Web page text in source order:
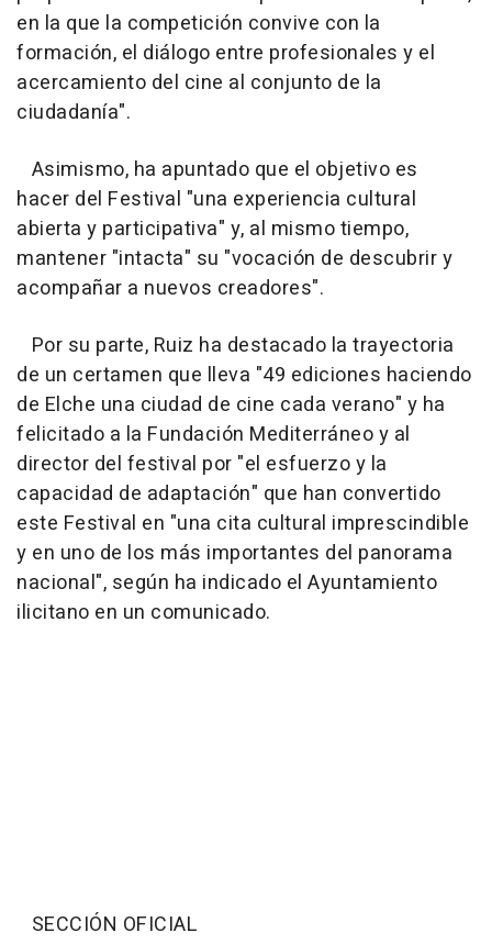
en la que la competición convive con la
formación, el diálogo entre profesionales y el
acercamiento del cine al conjunto de la
ciudadanía".
Asimismo, ha apuntado que el objetivo es
hacer del Festival "una experiencia cultural
abierta y participativa" y, al mismo tiempo,
mantener "intacta" su "vocación de descubrir y
acompañar a nuevos creadores".
Por su parte, Ruiz ha destacado la trayectoria
de un certamen que lleva "49 ediciones haciendo
de Elche una ciudad de cine cada verano" y ha
felicitado a la Fundación Mediterráneo y al
director del festival por "el esfuerzo y la
capacidad de adaptación" que han convertido
este Festival en "una cita cultural imprescindible
y en uno de los más importantes del panorama
nacional", según ha indicado el Ayuntamiento
ilicitano en un comunicado.
SECCIÓN OFICIAL